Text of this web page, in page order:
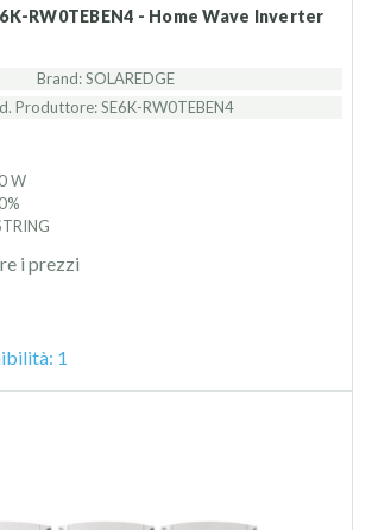
RW0TEBEN4 - Home Wave Inverter
Brand: SOLAREDGE
Produttore: SE6K-RW0TEBEN4
W
i prezzi
1